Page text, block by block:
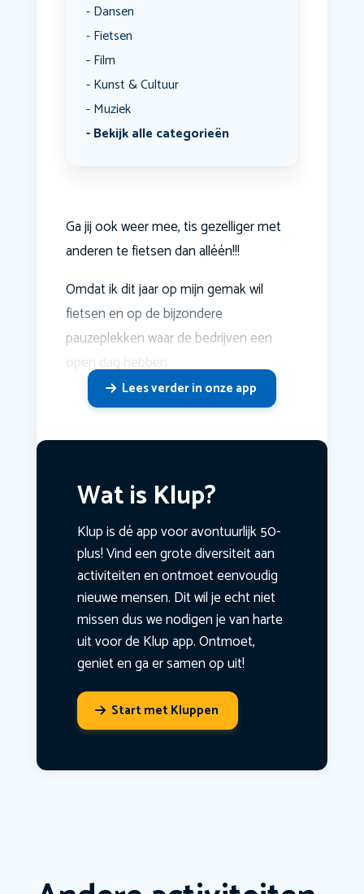
Dansen
Fietsen
Film
Kunst & Cultuur
Muziek
Bekijk alle categorieën
Ga jij ook weer mee, tis gezelliger met
anderen te fietsen dan alléén!!!
Omdat ik dit jaar op mijn gemak wil
fietsen en op de bijzondere
pauzeplekken waar de bedrijven een
open dag hebben
Lees verder in onze app
Wat is Klup?
Klup is dé app voor avontuurlijk 50-
plus! Vind een grote diversiteit aan
activiteiten en ontmoet eenvoudig
nieuwe mensen. Dit wil je echt niet
missen dus we nodigen je van harte
uit voor de Klup app. Ontmoet,
geniet en ga er samen op uit!
Start met Kluppen